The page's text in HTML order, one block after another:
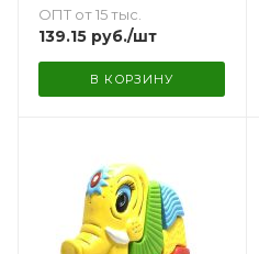
ОПТ от 15 тыс.
139.15 руб./шт
В КОРЗИНУ